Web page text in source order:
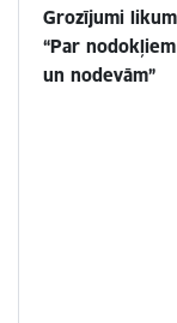
Grozījumi
“Par nodokļiem
un nodevām”